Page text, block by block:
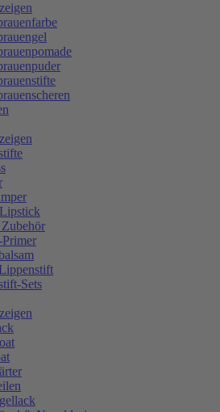
Sets